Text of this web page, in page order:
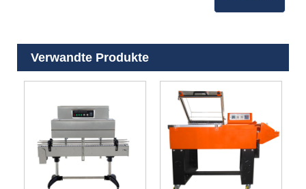
Verwandte Produkte